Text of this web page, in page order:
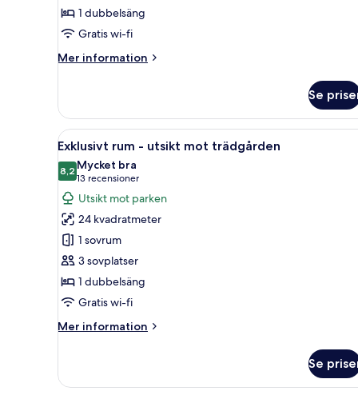
1 dubbelsäng
Gratis wi-fi
Mer information
Mer
dubbelrum
Se
Öppna
alla
foton
för
Exklusivt
rum
-
utsikt
mot
trädgården
Ett hotellrum med en stor
5
Exklusivt rum - utsikt mot trädgården
8,28,2 av 10
Mycket bra
13 recensioner
(13 recensioner)
Utsikt mot parken
24 kvadratmeter
1 sovrum
3 sovplatser
1 dubbelsäng
Gratis wi-fi
Mer information
Mer
rum
Se